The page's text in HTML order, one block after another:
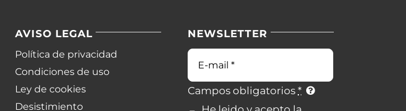
AVISO LEGAL
Política de privacidad
Condiciones de uso
Ley de cookies
Desistimiento
NEWSLETTER
Campos obligatorios*